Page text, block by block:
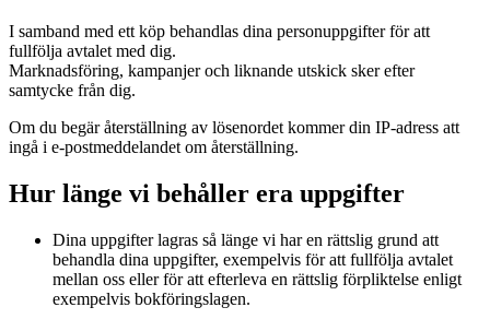
I samband med ett köp behandlas dina personuppgifter för att
fullfölja avtalet med dig.
Marknadsföring, kampanjer och liknande utskick sker efter
samtycke från dig.
Om du begär återställning av lösenordet kommer din IP-adress att
ingå i e-postmeddelandet om återställning.
Hur länge vi behåller era uppgifter
Dina uppgifter lagras så länge vi har en rättslig grund att
behandla dina uppgifter, exempelvis för att fullfölja avtalet
mellan oss eller för att efterleva en rättslig förpliktelse enligt
exempelvis bokföringslagen.